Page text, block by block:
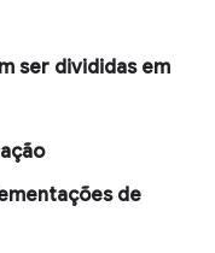
ser divididas em
de